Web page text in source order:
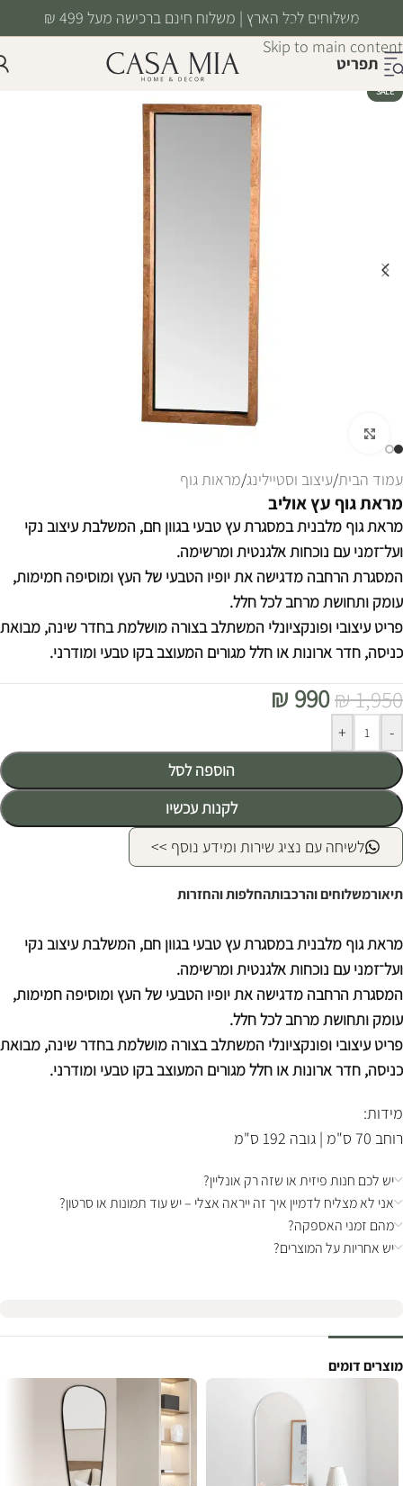
Skip to navigation
Skip to main content
משלוחים לכל הארץ | משלוח חינם ברכישה מעל 499 ₪
תפריט
SALE
עמוד הבית/עיצוב וסטיילינג/מראות גוף
מראת גוף עץ אוליב
מראת גוף מלבנית במסגרת עץ טבעי בגוון חם, המשלבת עיצוב נקי
ועל־זמני עם נוכחות אלגנטית ומרשימה.
המסגרת הרחבה מדגישה את יופיו הטבעי של העץ ומוסיפה חמימות,
עומק ותחושת מרחב לכל חלל.
פריט עיצובי ופונקציונלי המשתלב בצורה מושלמת בחדר שינה, מבואת
כניסה, חדר ארונות או חלל מגורים המעוצב בקו טבעי ומודרני.
₪1,950
₪ 990
-
+
הוספה לסל
לקנות עכשיו
Alternative:
לשיחה עם נציג שירות ומידע נוסף >>
תיאורמשלוחים והרכבותהחלפות והחזרות
מראת גוף מלבנית במסגרת עץ טבעי בגוון חם, המשלבת עיצוב נקי
ועל־זמני עם נוכחות אלגנטית ומרשימה.
המסגרת הרחבה מדגישה את יופיו הטבעי של העץ ומוסיפה חמימות,
עומק ותחושת מרחב לכל חלל.
פריט עיצובי ופונקציונלי המשתלב בצורה מושלמת בחדר שינה, מבואת
כניסה, חדר ארונות או חלל מגורים המעוצב בקו טבעי ומודרני.
מידות:
רוחב 70 ס"מ | גובה 192 ס"מ
יש לכם חנות פיזית או שזה רק אונליין?
אני לא מצליח לדמיין איך זה ייראה אצלי – יש עוד תמונות או סרטון?
מהם זמני האספקה?
יש אחריות על המוצרים?
מוצרים דומים